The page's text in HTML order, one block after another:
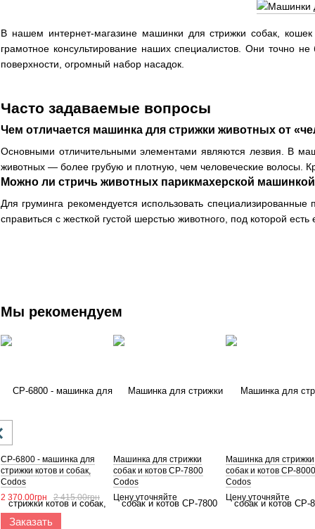
В нашем интернет-магазине машинки для стрижки собак,
грамотное консультирование наших специалистов. Они точно
поверхности, огромный набор насадок.
Часто задаваемые вопросы
Чем отличается машинка для стрижки животных от
Основными отличительными элементами являются лезвия. В
животных — более грубую и плотную, чем человеческие волосы.
Можно ли стричь животных парикмахерской
Для груминга рекомендуется использовать
справиться с жесткой густой шерстью животного, под которой
Мы рекомендуем
CP-6800 - машинка для
стрижки котов и собак,
Codos
2 370.00грн
2 415.00грн
Заказать
Машинка для стрижки
собак и котов CP-7800
Codos
Цену уточняйте
Машинка для стрижки
собак и котов CP-8000
Codos
Цену уточняйте